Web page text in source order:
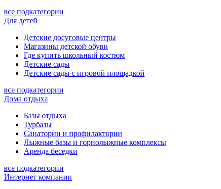
все подкатегории
Для детей
Детские досуговые центры
Магазины детской обуви
Где купить школьный костюм
Детские сады
Детские сады с игровой площадкой
все подкатегории
Дома отдыха
Базы отдыха
Турбазы
Санатории и профилактории
Лыжные базы и горнолыжные комплексы
Аренда беседки
все подкатегории
Интернет компании